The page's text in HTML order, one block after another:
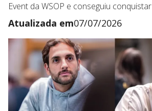
Event da WSOP e conseguiu
Atualizada em07/07/2026